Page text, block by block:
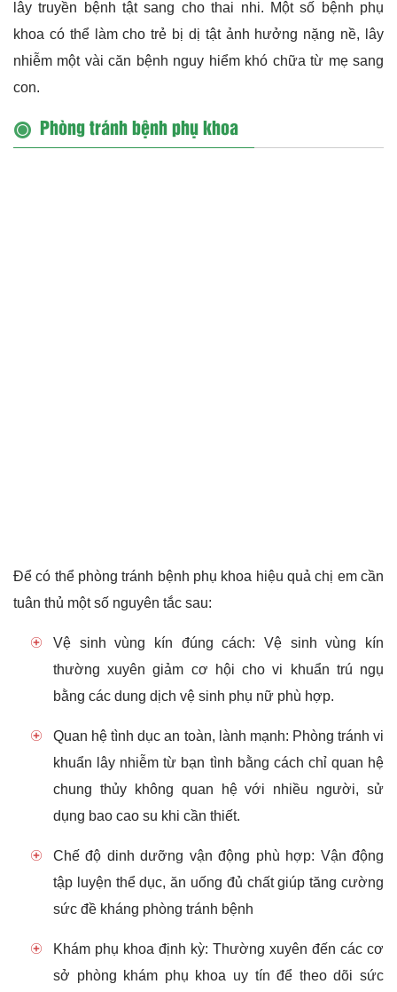
bằng các dung dịch vệ sinh phụ nữ phù hợp.
khuẩn lây nhiễm từ bạn tình bằng cách chỉ quan hệ
chung thủy không quan hệ với nhiều người, sử
dụng bao cao su khi cần thiết.
Chế độ dinh dưỡng vận động phù hợp: Vận động
tập luyện thể dục, ăn uống đủ chất giúp tăng cường
sức đề kháng phòng tránh bệnh
sở phòng khám phụ khoa uy tín để theo dõi sức
khỏe phát hiện sớm các bệnh phụ khoa nguy hiểm
Bệnh phụ khoa nữ rất đa dạng, đối với mỗi bệnh lại có một